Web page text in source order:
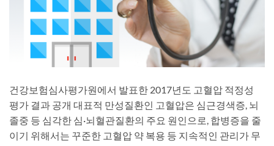
건강보험심사평가원에서 발표한 2017년도 고혈압 적정성
평가 결과 공개 대표적 만성질환인 고혈압은 심근경색증, 뇌
졸중 등 심각한 심·뇌혈관질환의 주요 원인으로, 합병증을 줄
이기 위해서는 꾸준한 고혈압 약 복용 등 지속적인 관리가 무